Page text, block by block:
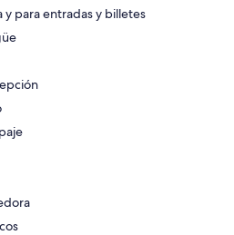
y para entradas y billetes